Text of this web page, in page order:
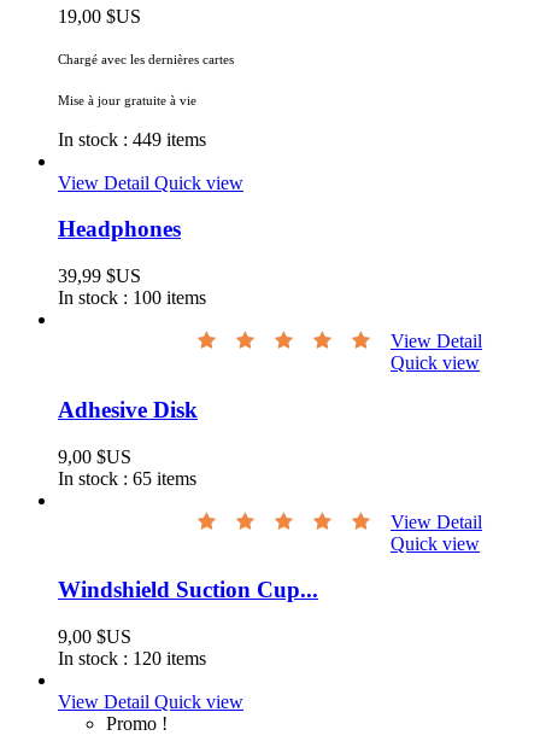
19,00 $US
Chargé avec les dernières cartes
Mise à jour gratuite à vie
In stock : 449 items
View Detail Quick view
Headphones
39,99 $US
In stock : 100 items
View Detail
Quick view
Adhesive Disk
9,00 $US
In stock : 65 items
View Detail
Quick view
Windshield Suction Cup...
9,00 $US
In stock : 120 items
View Detail Quick view
Promo !